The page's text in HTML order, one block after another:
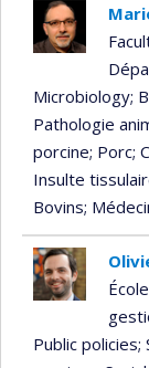
Microbiology;
Pathologie
porcine; Porc;
Insulte
Bovins;
Public policies;